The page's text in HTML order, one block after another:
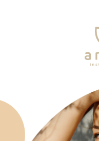
Soins
Je veux faire un bon